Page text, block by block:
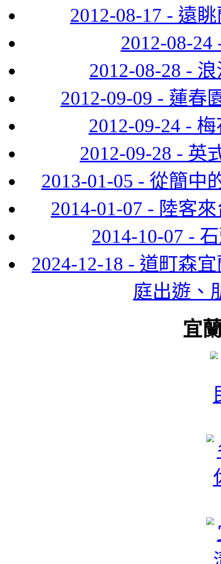
2012-08-17 - 遠
2012-08-
2012-08-28 -
2012-09-09 - 蓮春
2012-09-24 -
2012-09-28 - 英
2013-01-05 - 從簡中
2014-01-07 - 陸客
2014-10-07 -
2024-12-18 - 道町森
庭出遊、
宜